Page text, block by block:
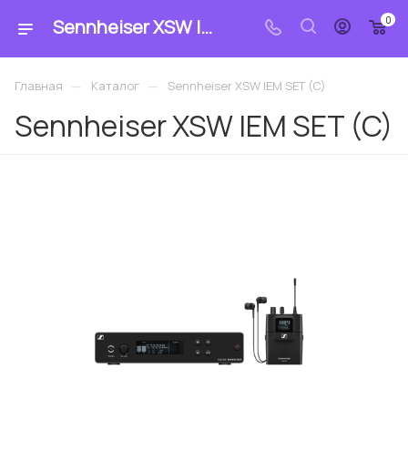
Sennheiser XSW IEM SET (C): купить по цене 78 800.66 ₽ в магазине «MrCable» 0
Главная — Каталог — Sennheiser XSW IEM SET (C)
Sennheiser XSW IEM SET (C)